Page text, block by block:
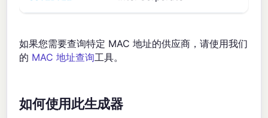
如果您需要查询特定 MAC 地址的供应商，请使用我们
的 MAC 地址查询工具。
如何使用此生成器